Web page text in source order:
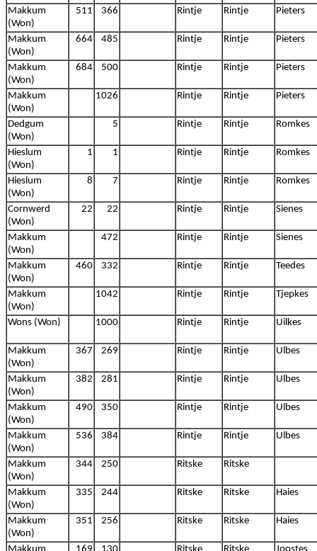
Makkum
(Won)
511 366 Rintje Rintje Pieters
Makkum
(Won)
664 485 Rintje Rintje Pieters
Makkum
(Won)
684 500 Rintje Rintje Pieters
Makkum
(Won)
1026 Rintje Rintje Pieters
Dedgum
(Won)
5 Rintje Rintje Romkes
Hieslum
(Won)
1 1 Rintje Rintje Romkes
Hieslum
(Won)
8 7 Rintje Rintje Romkes
Cornwerd
(Won)
22 22 Rintje Rintje Sienes
Makkum
(Won)
472 Rintje Rintje Sienes
Makkum
(Won)
460 332 Rintje Rintje Teedes
Makkum
(Won)
1042 Rintje Rintje Tjepkes
Wons (Won) 1000 Rintje Rintje Uilkes
Makkum
(Won)
367 269 Rintje Rintje Ulbes
Makkum
(Won)
382 281 Rintje Rintje Ulbes
Makkum
(Won)
490 350 Rintje Rintje Ulbes
Makkum
(Won)
536 384 Rintje Rintje Ulbes
Makkum
(Won)
344 250 Ritske Ritske
Makkum
(Won)
335 244 Ritske Ritske Haies
Makkum
(Won)
351 256 Ritske Ritske Haies